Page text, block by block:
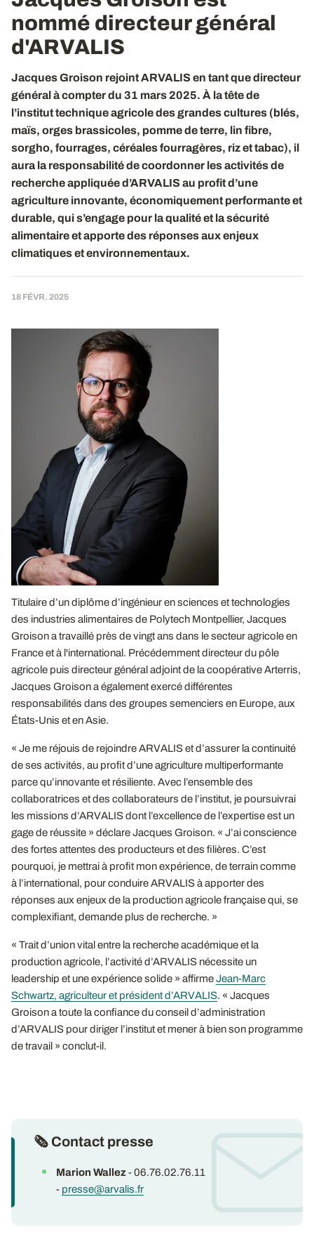
nommé directeur général
d'ARVALIS
Jacques Groison rejoint ARVALIS en tant que directeur
général à compter du 31 mars 2025. À la tête de
l’institut technique agricole des grandes cultures (blés,
maïs, orges brassicoles, pomme de terre, lin fibre,
sorgho, fourrages, céréales fourragères, riz et tabac), il
aura la responsabilité de coordonner les activités de
recherche appliquée d’ARVALIS au profit d’une
agriculture innovante, économiquement performante et
durable, qui s’engage pour la qualité et la sécurité
alimentaire et apporte des réponses aux enjeux
climatiques et environnementaux.
18 FÉVR. 2025
Titulaire d’un diplôme d’ingénieur en sciences et technologies
des industries alimentaires de Polytech Montpellier, Jacques
Groison a travaillé près de vingt ans dans le secteur agricole en
France et à l'international. Précédemment directeur du pôle
agricole puis directeur général adjoint de la coopérative Arterris,
Jacques Groison a également exercé différentes
responsabilités dans des groupes semenciers en Europe, aux
États-Unis et en Asie.
« Je me réjouis de rejoindre ARVALIS et d’assurer la continuité
de ses activités, au profit d’une agriculture multiperformante
parce qu’innovante et résiliente. Avec l’ensemble des
collaboratrices et des collaborateurs de l’institut, je poursuivrai
les missions d’ARVALIS dont l’excellence de l’expertise est un
gage de réussite » déclare Jacques Groison. « J’ai conscience
des fortes attentes des producteurs et des filières. C’est
pourquoi, je mettrai à profit mon expérience, de terrain comme
à l’international, pour conduire ARVALIS à apporter des
réponses aux enjeux de la production agricole française qui, se
complexifiant, demande plus de recherche. »
« Trait d’union vital entre la recherche académique et la
production agricole, l’activité d’ARVALIS nécessite un
leadership et une expérience solide » affirmeJean-Marc
Schwartz, agriculteur et président d’ARVALIS. « Jacques
Groison a toute la confiance du conseil d’administration
d’ARVALIS pour diriger l’institut et mener à bien son programme
de travail » conclut-il.
🗞 Contact presse
Marion Wallez- 06.76.02.76.11
- presse@arvalis.fr